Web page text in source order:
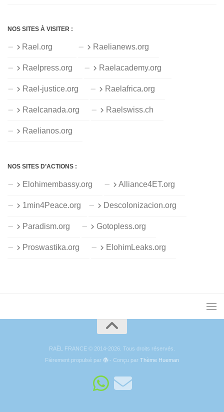
NOS SITES À VISITER :
Rael.org Raelianews.org
Raelpress.org Raelacademy.org
Rael-justice.org Raelafrica.org
Raelcanada.org Raelswiss.ch
Raelianos.org
NOS SITES D’ACTIONS :
Elohimembassy.org Alliance4ET.org
1min4Peace.org Descolonizacion.org
Paradism.org Gotopless.org
Proswastika.org ElohimLeaks.org
RAËL FRANCE © 2014-2026. Tous droits réservés.
Fièrement propulsé par
- Conçu parThème Hueman